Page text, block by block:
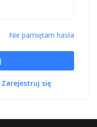
Nie pamiętam hasła
Zarejestruj się